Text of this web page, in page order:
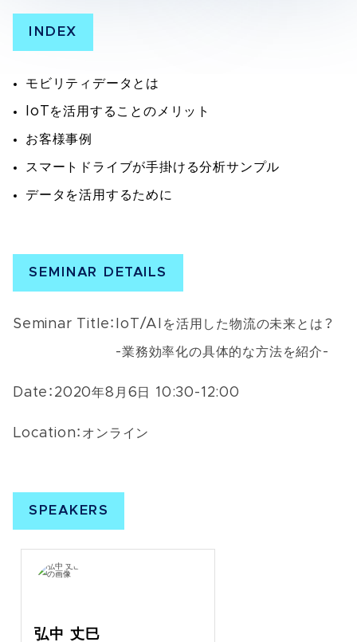
INDEX
モビリティデータとは
IoTを活用することのメリット
お客様事例
スマートドライブが手掛ける分析サンプル
データを活用するために
SEMINAR DETAILS
Seminar Title： IoT/AIを活用した物流の未来とは？
-業務効率化の具体的な方法を紹介-
Date： 2020年8月6日 10:30-12:00
Location： オンライン
SPEAKERS
弘中 丈巳